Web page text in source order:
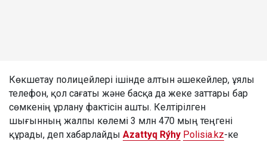
Көкшетау полицейлері ішінде алтын әшекейлер, ұялы
телефон, қол сағаты және басқа да жеке заттары бар
сөмкенің ұрлану фактісін ашты. Келтірілген
шығынның жалпы көлемі 3 млн 470 мың теңгені
құрады, деп хабарлайды Azattyq Rýhy Polisia.kz-ке